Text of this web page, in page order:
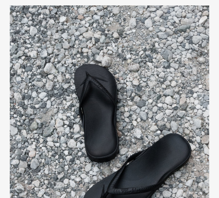
Art&DesignWatch
Fashion
GourmetCars
Product CultureLifestyle